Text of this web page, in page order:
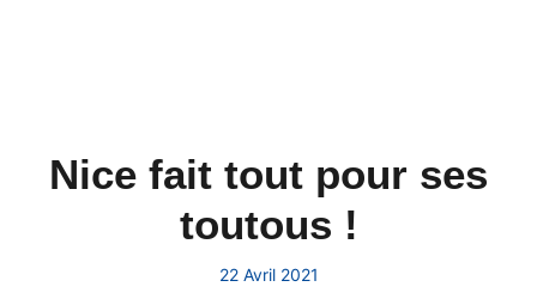
Nice fait tout pour ses
toutous !
22 Avril 2021